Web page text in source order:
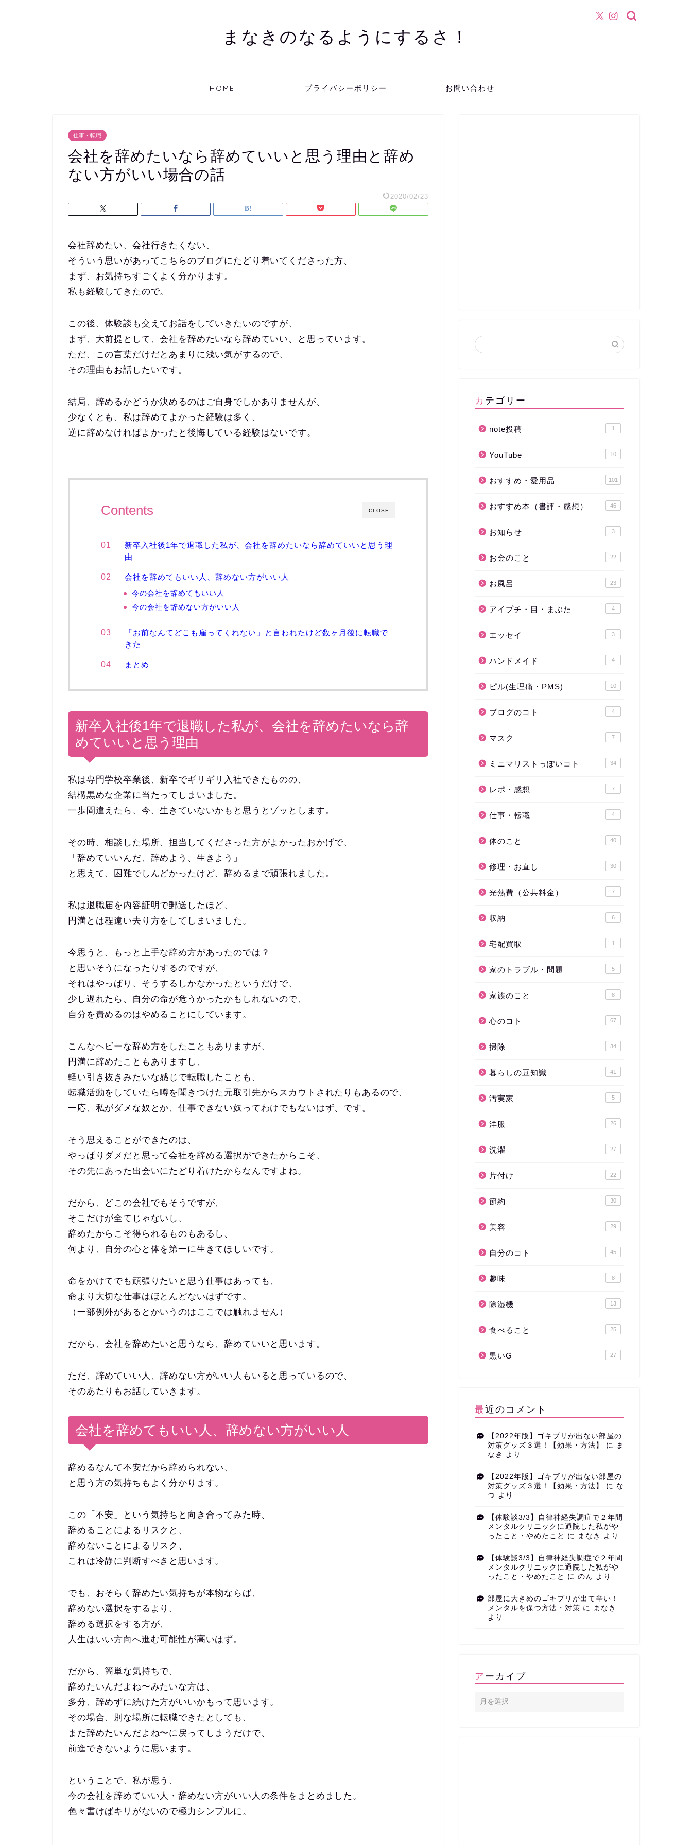
まなきのなるようにするさ！
HOME プライバシーポリシー お問い合わせ
仕事・転職
会社を辞めたいなら辞めていいと思う理由と辞め
ない方がいい場合の話
2020/02/23
会社辞めたい、会社行きたくない、
そういう思いがあってこちらのブログにたどり着いてくださった方、
まず、お気持ちすごくよく分かります。
私も経験してきたので。
この後、体験談も交えてお話をしていきたいのですが、
まず、大前提として、会社を辞めたいなら辞めていい、と思っています。
ただ、この言葉だけだとあまりに浅い気がするので、
その理由もお話したいです。
結局、辞めるかどうか決めるのはご自身でしかありませんが、
少なくとも、私は辞めてよかった経験は多く、
逆に辞めなければよかったと後悔している経験はないです。
CLOSE
Contents
新卒入社後1年で退職した私が、会社を辞めたいなら辞めていいと思う理
由
会社を辞めてもいい人、辞めない方がいい人
今の会社を辞めてもいい人
今の会社を辞めない方がいい人
「お前なんてどこも雇ってくれない」と言われたけど数ヶ月後に転職で
きた
まとめ
新卒入社後1年で退職した私が、会社を辞めたいなら辞
めていいと思う理由
私は専門学校卒業後、新卒でギリギリ入社できたものの、
結構黒めな企業に当たってしまいました。
一歩間違えたら、今、生きていないかもと思うとゾッとします。
その時、相談した場所、担当してくださった方がよかったおかげで、
「辞めていいんだ、辞めよう、生きよう」
と思えて、困難でしんどかったけど、辞めるまで頑張れました。
私は退職届を内容証明で郵送したほど、
円満とは程遠い去り方をしてしまいました。
今思うと、もっと上手な辞め方があったのでは？
と思いそうになったりするのですが、
それはやっぱり、そうするしかなかったというだけで、
少し遅れたら、自分の命が危うかったかもしれないので、
自分を責めるのはやめることにしています。
こんなヘビーな辞め方をしたこともありますが、
円満に辞めたこともありますし、
軽い引き抜きみたいな感じで転職したことも、
転職活動をしていたら噂を聞きつけた元取引先からスカウトされたりもあるので、
一応、私がダメな奴とか、仕事できない奴ってわけでもないはず、です。
そう思えることができたのは、
やっぱりダメだと思って会社を辞める選択ができたからこそ、
その先にあった出会いにたどり着けたからなんですよね。
だから、どこの会社でもそうですが、
そこだけが全てじゃないし、
辞めたからこそ得られるものもあるし、
何より、自分の心と体を第一に生きてほしいです。
命をかけてでも頑張りたいと思う仕事はあっても、
命より大切な仕事はほとんどないはずです。
（一部例外があるとかいうのはここでは触れません）
だから、会社を辞めたいと思うなら、辞めていいと思います。
ただ、辞めていい人、辞めない方がいい人もいると思っているので、
そのあたりもお話していきます。
会社を辞めてもいい人、辞めない方がいい人
辞めるなんて不安だから辞められない、
と思う方の気持ちもよく分かります。
この「不安」という気持ちと向き合ってみた時、
辞めることによるリスクと、
辞めないことによるリスク、
これは冷静に判断すべきと思います。
でも、おそらく辞めたい気持ちが本物ならば、
辞めない選択をするより、
辞める選択をする方が、
人生はいい方向へ進む可能性が高いはず。
だから、簡単な気持ちで、
辞めたいんだよね〜みたいな方は、
多分、辞めずに続けた方がいいかもって思います。
その場合、別な場所に転職できたとしても、
また辞めたいんだよね〜に戻ってしまうだけで、
前進できないように思います。
ということで、私が思う、
今の会社を辞めていい人・辞めない方がいい人の条件をまとめました。
色々書けばキリがないので極力シンプルに。
カテゴリー
note投稿 1
YouTube 10
おすすめ・愛用品 101
おすすめ本（書評・感想） 46
お知らせ 3
お金のこと 22
お風呂 23
アイプチ・目・まぶた 4
エッセイ 3
ハンドメイド 4
ピル(生理痛・PMS) 10
ブログのコト 4
マスク 7
ミニマリストっぽいコト 34
レポ・感想 7
仕事・転職 4
体のこと 40
修理・お直し 30
光熱費（公共料金） 7
収納 6
宅配買取 1
家のトラブル・問題 5
家族のこと 8
心のコト 67
掃除 34
暮らしの豆知識 41
汚実家 5
洋服 26
洗濯 27
片付け 22
節約 30
美容 29
自分のコト 45
趣味 8
除湿機 13
食べること 25
黒いG 27
最近のコメント
【2022年版】ゴキブリが出ない部屋の
対策グッズ３選！【効果・方法】
に ま
なき
より
【2022年版】ゴキブリが出ない部屋の
対策グッズ３選！【効果・方法】
に な
つ より
【体験談3/3】自律神経失調症で２年間
メンタルクリニックに通院した私がや
ったこと・やめたこと
に まなき より
【体験談3/3】自律神経失調症で２年間
メンタルクリニックに通院した私がや
ったこと・やめたこと
に のん より
部屋に大きめのゴキブリが出て辛い！
メンタルを保つ方法・対策 に まなき
より
アーカイブ